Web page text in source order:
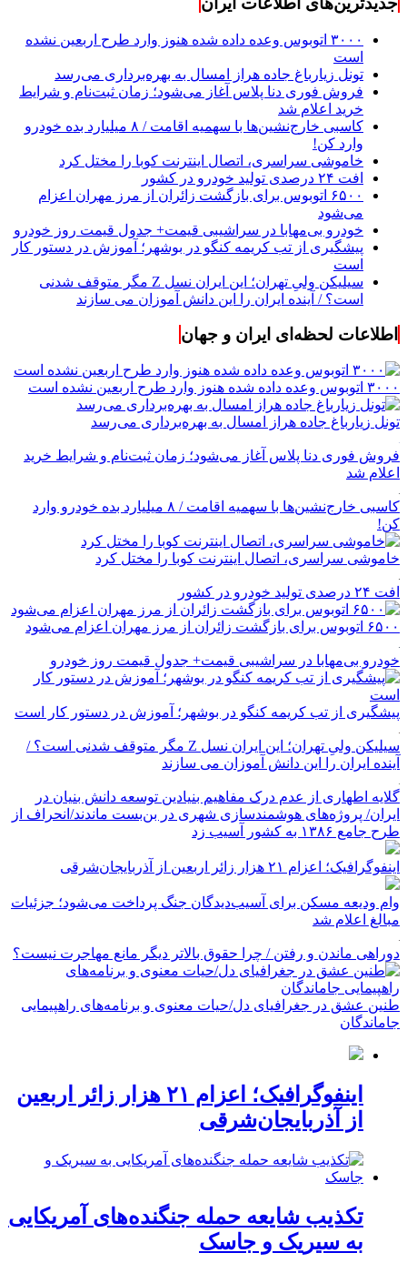
۳۰۰۰ اتوبوس وعده داده شده هنوز وارد طرح اربعین نشده
است
تونل زیارباغ جاده هراز امسال به بهره‌برداری می‌رسد
فروش فوری دنا پلاس آغاز می‌شود؛ زمان ثبت‌نام و شرایط
خرید اعلام شد
کاسبی خارج‌نشین‌ها با سهمیه اقامت / ۸ میلیارد بده خودرو
وارد کن!
خاموشی سراسری، اتصال اینترنت کوبا را مختل کرد
افت ۲۴ درصدی تولید خودرو در کشور
۶۵۰۰ اتوبوس برای بازگشت زائران از مرز مهران اعزام
می‌شود
خودرو بی‌مهابا در سراشیبی قیمت+ جدول قیمت روز خودرو
پیشگیری از تب کریمه کنگو در بوشهر؛ آموزش در دستور کار
است
سیلیکن ولیِ تهران؛ این ایران نسل Z مگر متوقف شدنی
است؟ / آینده ایران را این دانش آموزان می سازند
اطلاعات لحظه‌ای ایران و جهان
۳۰۰۰ اتوبوس وعده داده شده هنوز وارد طرح اربعین نشده است
تونل زیارباغ جاده هراز امسال به بهره‌برداری می‌رسد
فروش فوری دنا پلاس آغاز می‌شود؛ زمان ثبت‌نام و شرایط خرید
اعلام شد
کاسبی خارج‌نشین‌ها با سهمیه اقامت / ۸ میلیارد بده خودرو وارد
کن!
خاموشی سراسری، اتصال اینترنت کوبا را مختل کرد
افت ۲۴ درصدی تولید خودرو در کشور
۶۵۰۰ اتوبوس برای بازگشت زائران از مرز مهران اعزام می‌شود
خودرو بی‌مهابا در سراشیبی قیمت+ جدول قیمت روز خودرو
پیشگیری از تب کریمه کنگو در بوشهر؛ آموزش در دستور کار است
سیلیکن ولیِ تهران؛ این ایران نسل Z مگر متوقف شدنی است؟ /
آینده ایران را این دانش آموزان می سازند
گلایه اطهاری از عدم درک مفاهیم بنیادین توسعه دانش بنیان در
ایران/ پروژه‌های هوشمندسازی شهری در بن‌بست ماندند/انحراف از
طرح جامع ۱۳۸۶ به کشور آسیب زد
اینفوگرافیک؛ اعزام ۲۱ هزار زائر اربعین از آذربایجان‌شرقی
وام ودیعه مسکن برای آسیب‌دیدگان جنگ پرداخت می‌شود؛ جزئیات
مبالغ اعلام شد
دوراهی ماندن و رفتن / چرا حقوق بالاتر دیگر مانع مهاجرت نیست؟
طنین عشق در جغرافیای دل/حیات معنوی و برنامه‌های راهپیمایی
جاماندگان
اینفوگرافیک؛ اعزام ۲۱ هزار زائر اربعین
از آذربایجان‌شرقی
تکذیب شایعه حمله جنگنده‌های آمریکایی
به سیریک و جاسک